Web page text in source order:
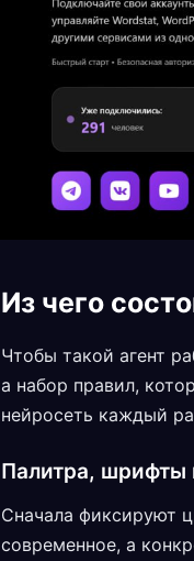
Из чего
Чтобы такой агент
а набор правил,
нейросеть каждый
Палитра, шрифты
Сначала фиксируют
современное, а